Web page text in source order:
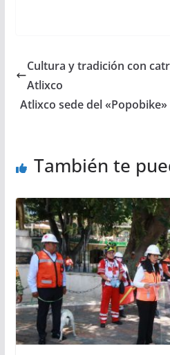
Cultura y tradición con
Atlixco
Atlixco sede del
También te